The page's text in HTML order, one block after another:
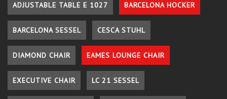
ADJUSTABLE TABLE E 1027 BARCELONA HOCKER
BARCELONA SESSEL CESCA STUHL
DIAMOND CHAIR EAMES LOUNGE CHAIR
EXECUTIVE CHAIR LC 21 SESSEL